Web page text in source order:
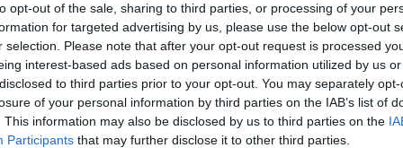
opt-out of the sale, sharing to third parties, or processing of your
for targeted advertising by us, please use the below opt-out
selection. Please note that after your opt-out request is processed
interest-based ads based on personal information utilized by us
to third parties prior to your opt-out. You may separately
of your personal information by third parties on the IAB’s list of
This information may also be disclosed by us to third parties on the
Participants that may further disclose it to other third parties.
ai fini della psicoterapia, è necessario spostare la centralità
(in cui ha grande importanza il senso del tatto e, io penso,
lo spostamento del focus comporta una ridefinizione
sono motivati dal basso (bottom up), ma illuminati dall’alto
così trasformato da piombo in oro. Il sistema della RICERCA
COLLERA diventa il sistema della SERENITA’, il sistema
di informarsi e di esplorare con avvedutezza, il sistema
CURA per diventare il sistema della TENEREZZA, il